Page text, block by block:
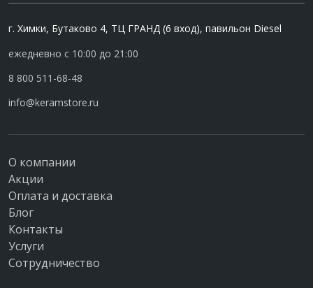
г. Химки, Бутаково 4, ТЦ ГРАНД (6 вход), павильон Diesel
ежедневно с 10:00 до 21:00
8 800 511-68-48
info@keramstore.ru
О компании
Акции
Оплата и доставка
Блог
Контакты
Услуги
Сотрудничество